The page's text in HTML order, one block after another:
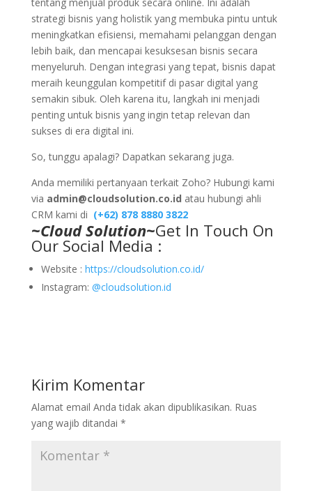
strategi bisnis yang holistik yang membuka pintu untuk
meningkatkan efisiensi, memahami pelanggan dengan
lebih baik, dan mencapai kesuksesan bisnis secara
menyeluruh. Dengan integrasi yang tepat, bisnis dapat
meraih keunggulan kompetitif di pasar digital yang
semakin sibuk. Oleh karena itu, langkah ini menjadi
penting untuk bisnis yang ingin tetap relevan dan
sukses di era digital ini.
So, tunggu apalagi? Dapatkan sekarang juga.
Anda memiliki pertanyaan terkait Zoho? Hubungi kami
via admin@cloudsolution.co.id atau hubungi ahli
CRM kami di (+62) 878 8880 3822
~Cloud Solution~Get In Touch On
Our Social Media :
Website : https://cloudsolution.co.id/
Instagram: @cloudsolution.id
Kirim Komentar
Alamat email Anda tidak akan dipublikasikan. Ruas
yang wajib ditandai *